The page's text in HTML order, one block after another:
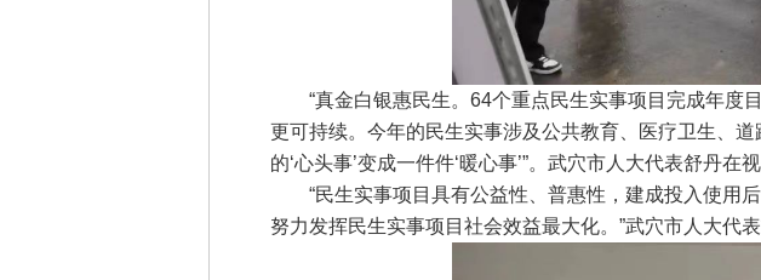
“真金白银惠民生。64个重点民生实事项目完成年度目
更可持续。今年的民生实事涉及公共教育、医疗卫生、
的‘心头事’变成一件件‘暖心事’”。武穴市人大代表舒丹在
“民生实事项目具有公益性、普惠性，建成投入使用后
努力发挥民生实事项目社会效益最大化。”武穴市人大代